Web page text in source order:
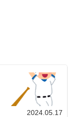
2024.05.17